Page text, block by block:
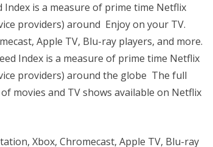
Index is a measure of prime time Netflix
providers) around Enjoy on your TV.
Apple TV, Blu-ray players, and more.
Index is a measure of prime time Netflix
providers) around the globe The full
movies and TV shows available on Netflix
Xbox, Chromecast, Apple TV, Blu-ray